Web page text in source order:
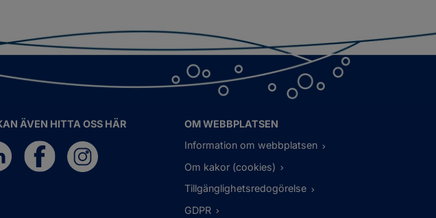
ÄVEN HITTA OSS HÄR
OM WEBBPLATSEN
Information om webbplatsen
Om kakor (cookies)
Tillgänglighetsredogörelse
GDPR